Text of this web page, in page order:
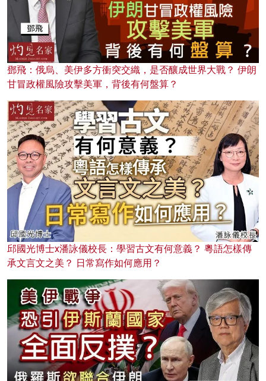
鄧飛：俄烏、美伊多方衝突交織，是否釀成世界大戰？ 伊朗
甘冒政權風險攻擊美軍，背後有何盤算？
邱國光博士x潘詠儀校長：學習古文有何意義？ 粵語怎樣傳
承文言文之美？ 日常寫作如何應用？